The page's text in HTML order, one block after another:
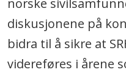
norske
diskusjonene på
bidra til å sikre at
videreføres i årene